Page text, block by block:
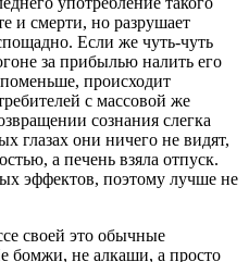
и смерти, но разрушает
Если же чуть-чуть
за прибылью налить его
происходит
с массовой же
сознания слегка
глазах они ничего не видят,
а печень взяла отпуск.
эффектов, поэтому лучше не
своей это обычные
бомжи, не алкаши, а просто